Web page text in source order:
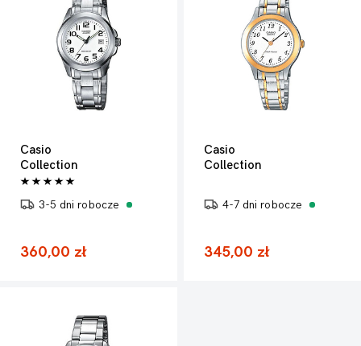
Casio
Collection
3-5 dni robocze
360,00 zł
Casio
Collection
4-7 dni robocze
345,00 zł